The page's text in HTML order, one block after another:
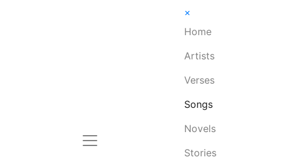
×
Home
Artists
Verses
Songs
Novels
Stories